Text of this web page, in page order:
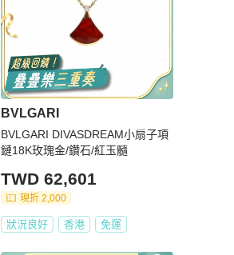
BVLGARI
BVLGARI DIVASDREAM小扇子項
鏈18K玫瑰金/鑽石/紅玉髓
TWD 62,601
現折 2,000
狀況良好 香港 免運